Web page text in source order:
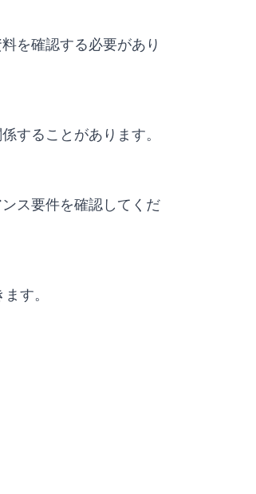
を確認する必要があり
することがあります。
ス要件を確認してくだ
す。